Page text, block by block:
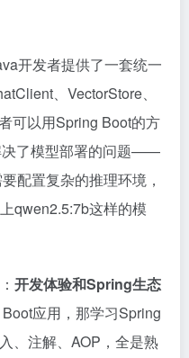
开发者提供了一套统一
、VectorStore、
可以用Spring Boot的方
决了模型部署的问题——
配置复杂的推理环境，
qwen2.5:7b这样的模
开发体验和Spring生态
应用，那学习Spring
、注解、AOP，全是熟